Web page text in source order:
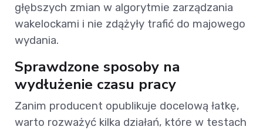
głębszych zmian w algorytmie zarządzania
wakelockami i nie zdążyły trafić do majowego
wydania.
Sprawdzone sposoby na
wydłużenie czasu pracy
Zanim producent opublikuje docelową łatkę,
warto rozważyć kilka działań, które w testach